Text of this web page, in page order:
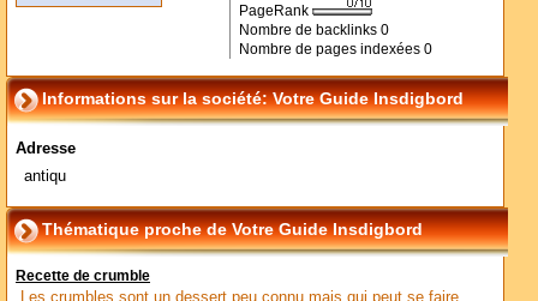
PageRank
Nombre de backlinks 0
Nombre de pages indexées 0
Informations sur la société: Votre Guide Insdigbord
Adresse
antiqu
Thématique proche de Votre Guide Insdigbord
Recette de crumble
Les crumbles sont un dessert peu connu mais qui peut se faire